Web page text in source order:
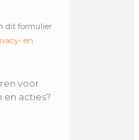
dit formulier
en
voor
en acties?